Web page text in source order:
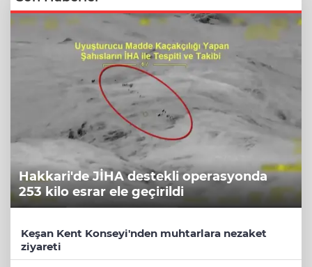
Hakkari'de JİHA destekli operasyonda
253 kilo esrar ele geçirildi
Keşan Kent Konseyi'nden muhtarlara nezaket
ziyareti